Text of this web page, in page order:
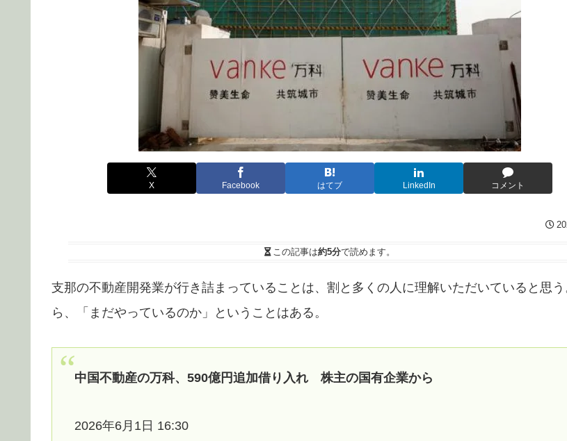
X Facebook はてブ LinkedIn コメント
この記事は約5分で読めます。
支那の不動産開発業が行き詰まっていることは、割と多くの人に理解いただいていると思
ら、「まだやっているのか」ということはある。
中国不動産の万科、590億円追加借り入れ 株主の国有企業から
2026年6月1日 16:30